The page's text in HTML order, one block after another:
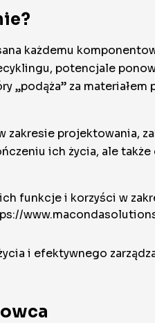
każdemu
potencjale
za materiałem
projektowania,
ich życia, ale
funkcje i korzyści w
i efektywnego